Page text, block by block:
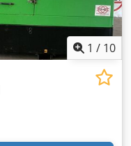
1 / 10